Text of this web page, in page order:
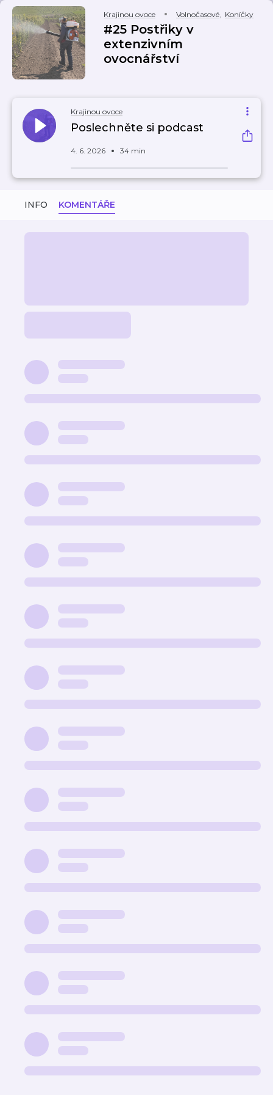
Krajinou ovoce Volnočasové, Koníčky
#25 Postřiky v
extenzivním
ovocnářství
Krajinou ovoce
Poslechněte si podcast
4. 6. 2026 34 min
INFO KOMENTÁŘE